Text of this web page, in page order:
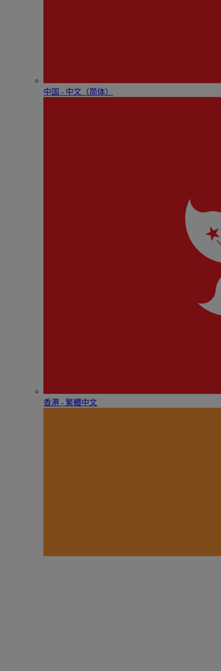
中国 - 中⽂（简体）
香港 - 繁體中文